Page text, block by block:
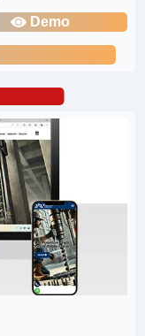
Demo